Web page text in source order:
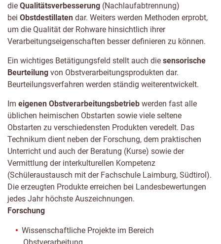
die Qualitätsverbesserung (Nachlaufabtrennung)
bei Obstdestillaten dar. Weiters werden Methoden erprobt,
um die Qualität der Rohware hinsichtlich ihrer
Verarbeitungseigenschaften besser definieren zu können.
Ein wichtiges Betätigungsfeld stellt auch die sensorische
Beurteilung von Obstverarbeitungsprodukten dar.
Beurteilungsverfahren werden ständig weiterentwickelt.
Im eigenen Obstverarbeitungsbetrieb werden fast alle
üblichen heimischen Obstarten sowie viele seltene
Obstarten zu verschiedensten Produkten veredelt. Das
Technikum dient neben der Forschung, dem praktischen
Unterricht und auch der Beratung (Kurse) sowie der
Vermittlung der interkulturellen Kompetenz
(Schüleraustausch mit der Fachschule Laimburg, Südtirol).
Die erzeugten Produkte erreichen bei Landesbewertungen
jedes Jahr höchste Auszeichnungen.
Forschung
Wissenschaftliche Projekte im Bereich
Obstverarbeitung